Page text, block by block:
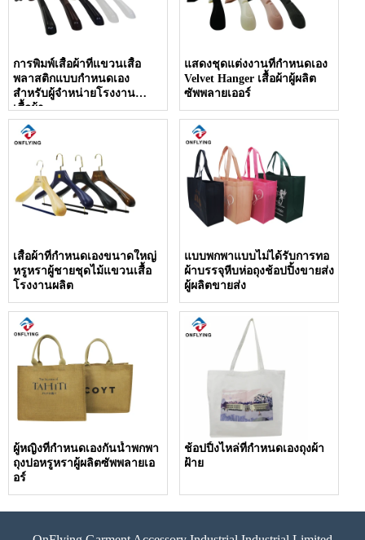
การพิมพ์เสื้อผ้าที่แขวนเสื้อ
พลาสติกแบบกำหนดเอง
สำหรับผู้จำหน่ายโรงงาน
เสื้อผ้า
แสดงชุดแต่งงานที่กำหนดเอง
Velvet Hanger เสื้อผ้าผู้ผลิต
ซัพพลายเออร์
เสื้อผ้าที่กำหนดเองขนาดใหญ่
หรูหราผู้ชายชุดไม้แขวนเสื้อ
โรงงานผลิต
แบบพกพาแบบไม่ได้รับการทอ
ผ้าบรรจุหีบห่อถุงช้อปปิ้งขายส่ง
ผู้ผลิตขายส่ง
ผู้หญิงที่กำหนดเองกันน้ำพกพา
ถุงปอหรูหราผู้ผลิตซัพพลายเอ
อร์
ช้อปปิ้งไหล่ที่กำหนดเองถุงผ้า
ฝ้าย